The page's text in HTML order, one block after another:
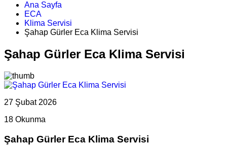
Ana Sayfa
ECA
Klima Servisi
Şahap Gürler Eca Klima Servisi
Şahap Gürler Eca Klima Servisi
27 Şubat 2026
18 Okunma
Şahap Gürler Eca Klima Servisi